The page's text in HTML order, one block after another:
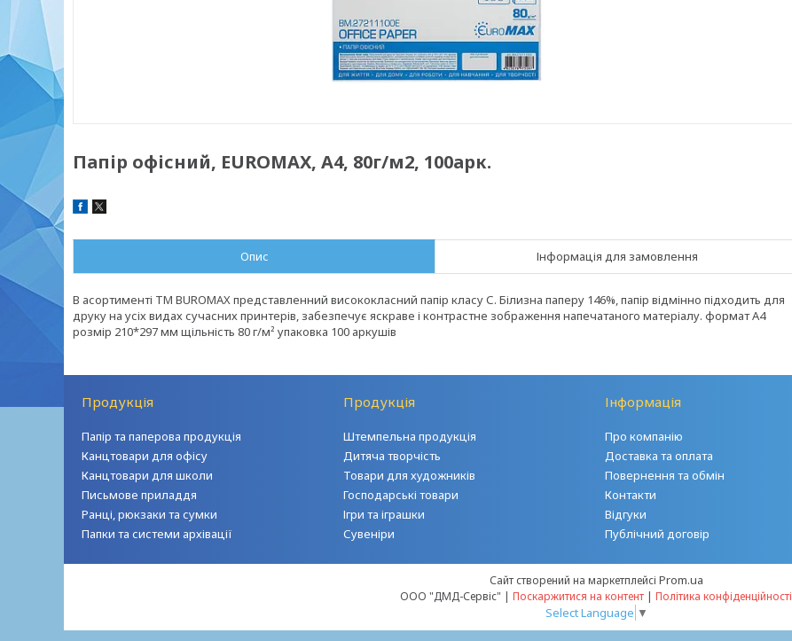
Папір офісний, EUROMAX, А4, 80г/м2, 100арк.
Опис Інформація для замовлення
В асортименті TM BUROMAX представленний висококласний папір класу С. Білизна паперу 146%, папір відмінно підходить для
друку на усіх видах сучасних принтерів, забезпечує яскраве і контрастне зображення напечатаного матеріалу. формат А4
розмір 210*297 мм щільність 80 г/м² упаковка 100 аркушів
Продукція
Папір та паперова продукція
Канцтовари для офісу
Канцтовари для школи
Письмове приладдя
Ранці, рюкзаки та сумки
Папки та системи архівації
Продукція
Штемпельна продукція
Дитяча творчість
Товари для художників
Господарські товари
Ігри та іграшки
Сувеніри
Інформація
Про компанію
Доставка та оплата
Повернення та обмін
Контакти
Відгуки
Публічний договір
Сайт створений на маркетплейсі Prom.ua
ООО "ДМД-Сервіс" | Поскаржитися на контент | Політика конфіденційності
Select Language ▼